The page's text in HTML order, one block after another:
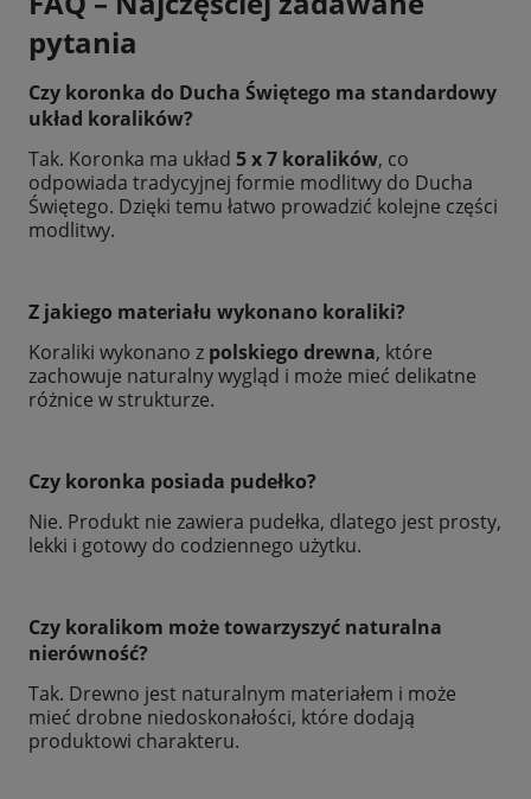
pytania
Czy koronka do Ducha Świętego ma standardowy
układ koralików?
Tak. Koronka ma układ 5 x 7 koralików, co
odpowiada tradycyjnej formie modlitwy do Ducha
Świętego. Dzięki temu łatwo prowadzić kolejne części
modlitwy.
Z jakiego materiału wykonano koraliki?
Koraliki wykonano z polskiego drewna, które
zachowuje naturalny wygląd i może mieć delikatne
różnice w strukturze.
Czy koronka posiada pudełko?
Nie. Produkt nie zawiera pudełka, dlatego jest prosty,
lekki i gotowy do codziennego użytku.
Czy koralikom może towarzyszyć naturalna
nierówność?
Tak. Drewno jest naturalnym materiałem i może
mieć drobne niedoskonałości, które dodają
produktowi charakteru.